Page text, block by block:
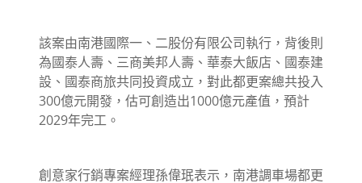
該案由南港國際一、二股份有限公司執行，背後則
為國泰人壽、三商美邦人壽、華泰大飯店、國泰建
設、國泰商旅共同投資成立，對此都更案總共投入
300億元開發，估可創造出1000億元產值，預計
2029年完工。
創意家行銷專案經理孫偉珉表示，南港調車場都更